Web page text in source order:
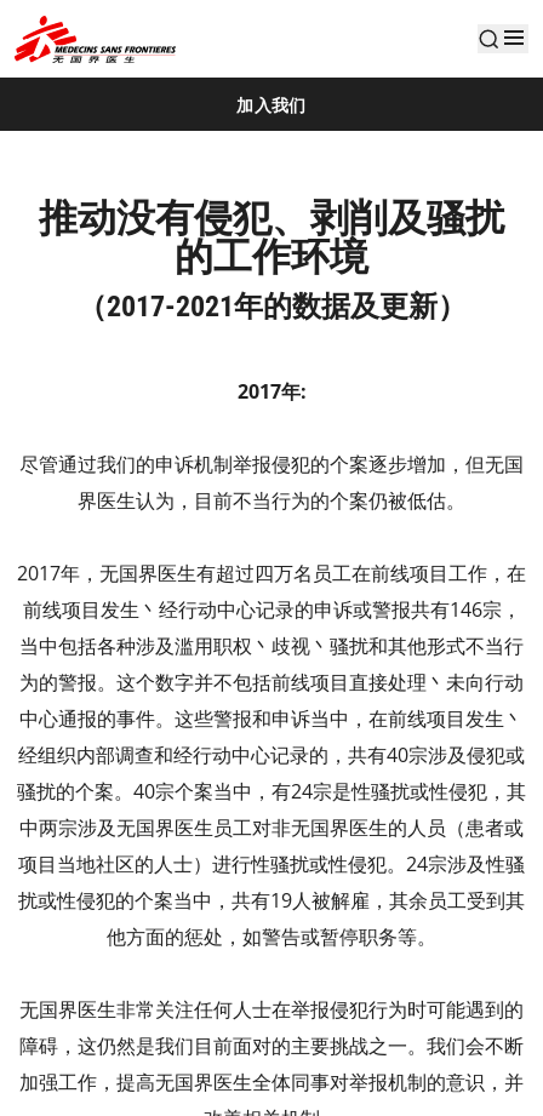
default
加入我们
推动没有侵犯、剥削及骚扰
的工作环境
（2017-2021年的数据及更新）
2017年:
尽管通过我们的申诉机制举报侵犯的个案逐步增加，但无国
界医生认为，目前不当行为的个案仍被低估。
2017年，无国界医生有超过四万名员工在前线项目工作，在
前线项目发生丶经行动中心记录的申诉或警报共有146宗，
当中包括各种涉及滥用职权丶歧视丶骚扰和其他形式不当行
为的警报。这个数字并不包括前线项目直接处理丶未向行动
中心通报的事件。这些警报和申诉当中，在前线项目发生丶
经组织内部调查和经行动中心记录的，共有40宗涉及侵犯或
骚扰的个案。40宗个案当中，有24宗是性骚扰或性侵犯，其
中两宗涉及无国界医生员工对非无国界医生的人员（患者或
项目当地社区的人士）进行性骚扰或性侵犯。24宗涉及性骚
扰或性侵犯的个案当中，共有19人被解雇，其余员工受到其
他方面的惩处，如警告或暂停职务等。
无国界医生非常关注任何人士在举报侵犯行为时可能遇到的
障碍，这仍然是我们目前面对的主要挑战之一。我们会不断
加强工作，提高无国界医生全体同事对举报机制的意识，并